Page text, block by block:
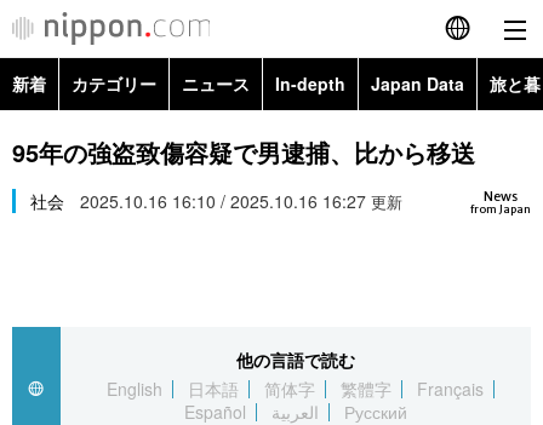
English
简体字
繁體字
العربية
新着 カテゴリー ニュース In-depth Japan Data 旅と
政治・外交
経済・ビジネス
社会
文化
Topics
Images
お知らせ
95年の強盗致傷容疑で男逮捕、比から移送
News
from Japan
社会 2025.10.16 16:10 / 2025.10.16 16:27 更新
他の言語で読む
English
日本語 简体字 繁體字
Français
Español
العربية Русский